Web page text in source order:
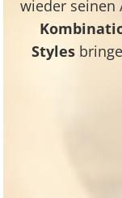
wieder seinen
Styles